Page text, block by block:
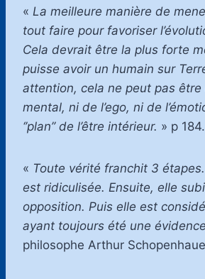
« La meilleure manière de
tout faire pour favoriser
Cela devrait être la plus forte
puisse avoir un humain sur
attention, cela ne peut pas être
mental, ni de l’ego, ni de
‘’plan’’ de l’être intérieur. » p 184.
« Toute vérité franchit 3 étapes.
est ridiculisée. Ensuite, elle
opposition. Puis elle est
ayant toujours été une évidence
philosophe Arthur